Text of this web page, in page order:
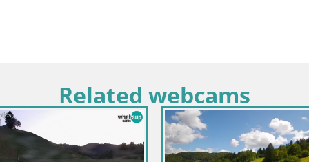
Related webcams
Italie / Trentin-Haut Adige / Rio Pusteria-